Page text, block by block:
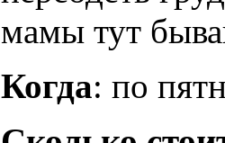
мамы тут
Когда: по